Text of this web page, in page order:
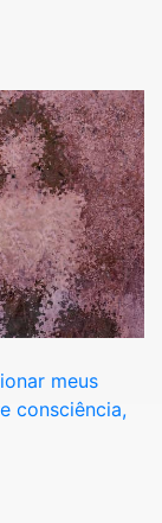
meus
consciência,